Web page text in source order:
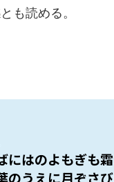
も読める。
にはのよもぎも
のうえに月ぞさび